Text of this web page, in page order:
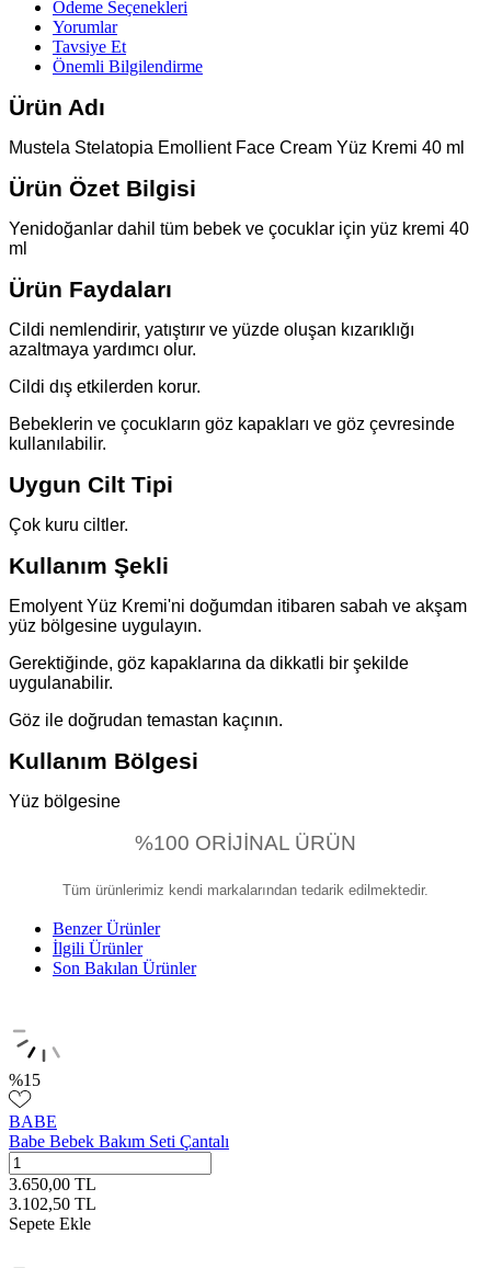
Ödeme Seçenekleri
Yorumlar
Tavsiye Et
Önemli Bilgilendirme
Ürün Adı
Mustela Stelatopia Emollient Face Cream Yüz Kremi 40 ml
Ürün Özet Bilgisi
Yenidoğanlar dahil tüm bebek ve çocuklar için yüz kremi 40
ml
Ürün Faydaları
Cildi nemlendirir, yatıştırır ve yüzde oluşan kızarıklığı
azaltmaya yardımcı olur.
Cildi dış etkilerden korur.
Bebeklerin ve çocukların göz kapakları ve göz çevresinde
kullanılabilir.
Uygun Cilt Tipi
Çok kuru ciltler.
Kullanım Şekli
Emolyent Yüz Kremi'ni doğumdan itibaren sabah ve akşam
yüz bölgesine uygulayın.
Gerektiğinde, göz kapaklarına da dikkatli bir şekilde
uygulanabilir.
Göz ile doğrudan temastan kaçının.
Kullanım Bölgesi
Yüz bölgesine
%100 ORİJİNAL ÜRÜN
Tüm ürünlerimiz kendi markalarından tedarik edilmektedir.
Benzer Ürünler
İlgili Ürünler
Son Bakılan Ürünler
%15
BABE
Babe Bebek Bakım Seti Çantalı
3.650,00 TL
3.102,50 TL
Sepete Ekle